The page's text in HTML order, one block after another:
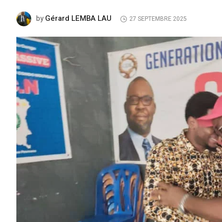
byGérard LEMBA LAU 27 SEPTEMBRE 2025